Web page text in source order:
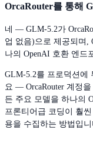
OrcaRouter를 통해
네 — GLM-5.2가
업 없음)으로 제공되며,
나의 OpenAI 호환 엔드
GLM-5.2를 프로덕션에
요 — OrcaRouter 계정을
든 주요 모델을 하나의
프론티어급 코딩이 훨
용을 수집하는 방법입니